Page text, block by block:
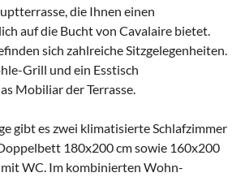
die Ihnen einen
auf die Bucht von Cavalaire bietet.
sich zahlreiche Sitzgelegenheiten.
Grill und ein Esstisch
Mobiliar der Terrasse.
gibt es zwei klimatisierte Schlafzimmer
180x200 cm sowie 160x200
WC. Im kombinierten Wohn-